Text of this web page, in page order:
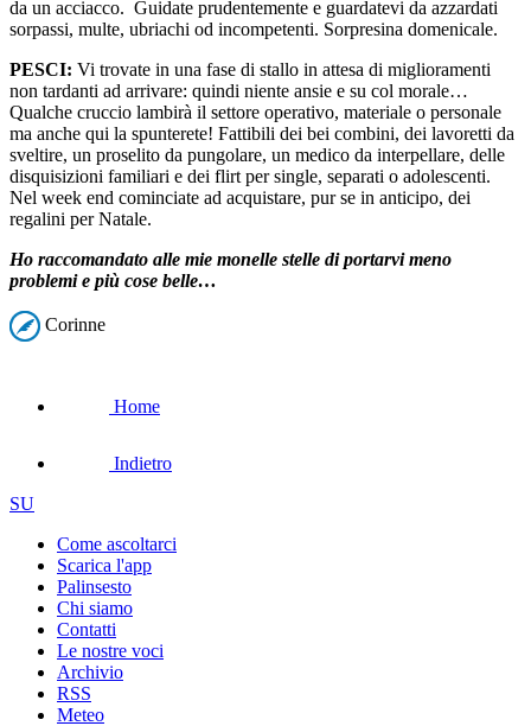
da un acciacco. Guidate prudentemente e guardatevi da azzardati
sorpassi, multe, ubriachi od incompetenti. Sorpresina domenicale.
PESCI: Vi trovate in una fase di stallo in attesa di miglioramenti
non tardanti ad arrivare: quindi niente ansie e su col morale…
Qualche cruccio lambirà il settore operativo, materiale o personale
ma anche qui la spunterete! Fattibili dei bei combini, dei lavoretti da
sveltire, un proselito da pungolare, un medico da interpellare, delle
disquisizioni familiari e dei flirt per single, separati o adolescenti.
Nel week end cominciate ad acquistare, pur se in anticipo, dei
regalini per Natale.
Ho raccomandato alle mie monelle stelle di portarvi meno
problemi e più cose belle…
Corinne
Home
Indietro
SU
Come ascoltarci
Scarica l'app
Palinsesto
Chi siamo
Contatti
Le nostre voci
Archivio
RSS
Meteo